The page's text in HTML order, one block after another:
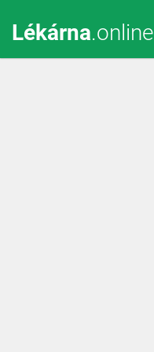
Lékárna.online